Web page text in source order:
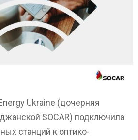
Ukraine (дочерняя
SOCAR) подключила
станций к оптико-